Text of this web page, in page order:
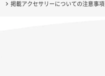
掲載アクセサリーについての注意事項